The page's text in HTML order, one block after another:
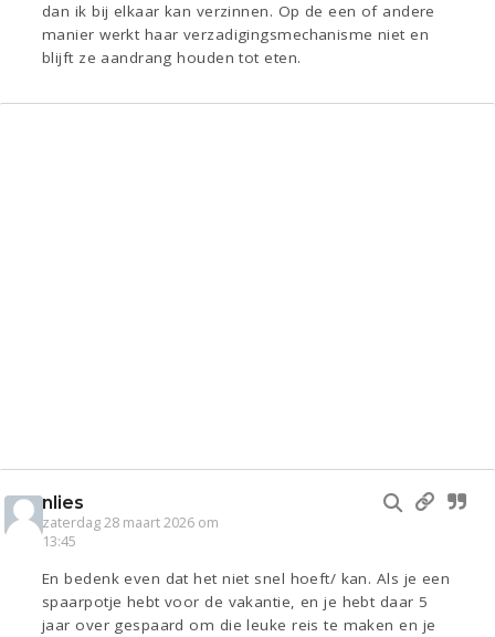
dan ik bij elkaar kan verzinnen. Op de een of andere
manier werkt haar verzadigingsmechanisme niet en
blijft ze aandrang houden tot eten.
nlies
zaterdag 28 maart 2026 om
13:45
En bedenk even dat het niet snel hoeft/ kan. Als je een
spaarpotje hebt voor de vakantie, en je hebt daar 5
jaar over gespaard om die leuke reis te maken en je